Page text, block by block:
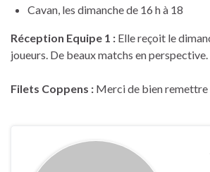
Cavan, les dimanche de 16 h à 18
Réception Equipe 1 : Elle reçoit le
joueurs. De beaux matchs en
Filets Coppens : Merci de bien remettre